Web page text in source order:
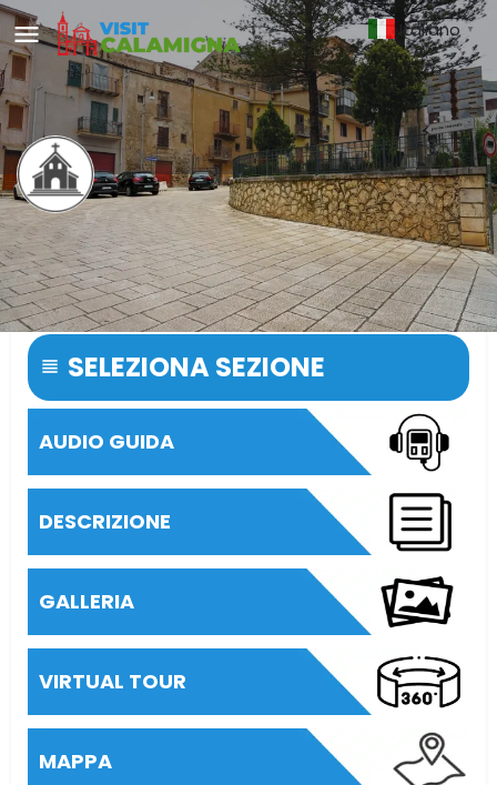
Piazza Vittorio Veneto
Uno spazio urbano che intreccia storia, architettura e
vita quotidiana.
SELEZIONA SEZIONE
AUDIO GUIDA
DESCRIZIONE
GALLERIA
VIRTUAL TOUR
MAPPA
Italiano ▼